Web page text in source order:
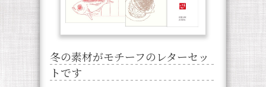
冬の素材がモチーフのレターセッ
トです